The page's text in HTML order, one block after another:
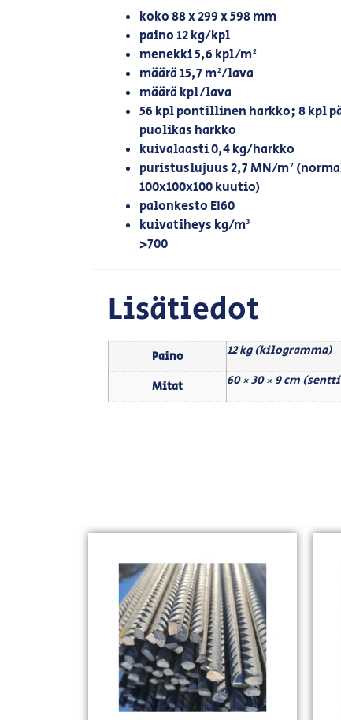
koko 88 x 299 x 598 mm
paino 12 kg/kpl
menekki 5,6 kpl/m²
määrä 15,7 m²/lava
määrä kpl/lava
56 kpl pontillinen harkko; 8 kpl
puolikas harkko
kuivalaasti 0,4 kg/harkko
puristuslujuus 2,7 MN/m²
100x100x100 kuutio)
palonkesto EI60
kuivatiheys kg/m³
>700
Lisätiedot
Paino 12 kg (kilogramma)
Mitat 60 × 30 × 9 cm